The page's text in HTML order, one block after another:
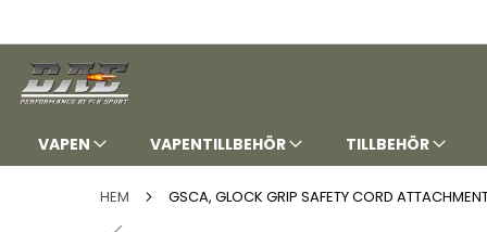
TILL
INNEHÅLLET
VAPEN VAPENTILLBEHÖR TILLBEHÖR
HEM GSCA, GLOCK GRIP SAFETY CORD
Hoppa